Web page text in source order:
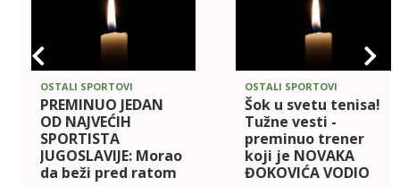
OSTALI SPORTOVI
PREMINUO JEDAN
OD NAJVEĆIH
SPORTISTA
JUGOSLAVIJE: Morao
da beži pred ratom
OSTALI SPORTOVI
Šok u svetu tenisa!
Tužne vesti -
preminuo trener
koji je NOVAKA
ĐOKOVIĆA VODIO